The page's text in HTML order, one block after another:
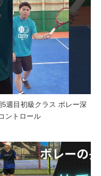
5週目初級クラス ボレー深
ントロール